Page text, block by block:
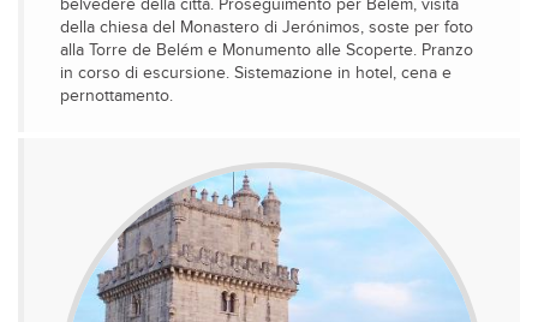
belvedere della città. Proseguimento per Belém, visita
della chiesa del Monastero di Jerónimos, soste per foto
alla Torre de Belém e Monumento alle Scoperte. Pranzo
in corso di escursione. Sistemazione in hotel, cena e
pernottamento.